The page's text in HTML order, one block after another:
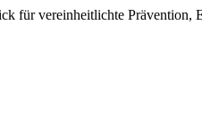
für vereinheitlichte Prävention,